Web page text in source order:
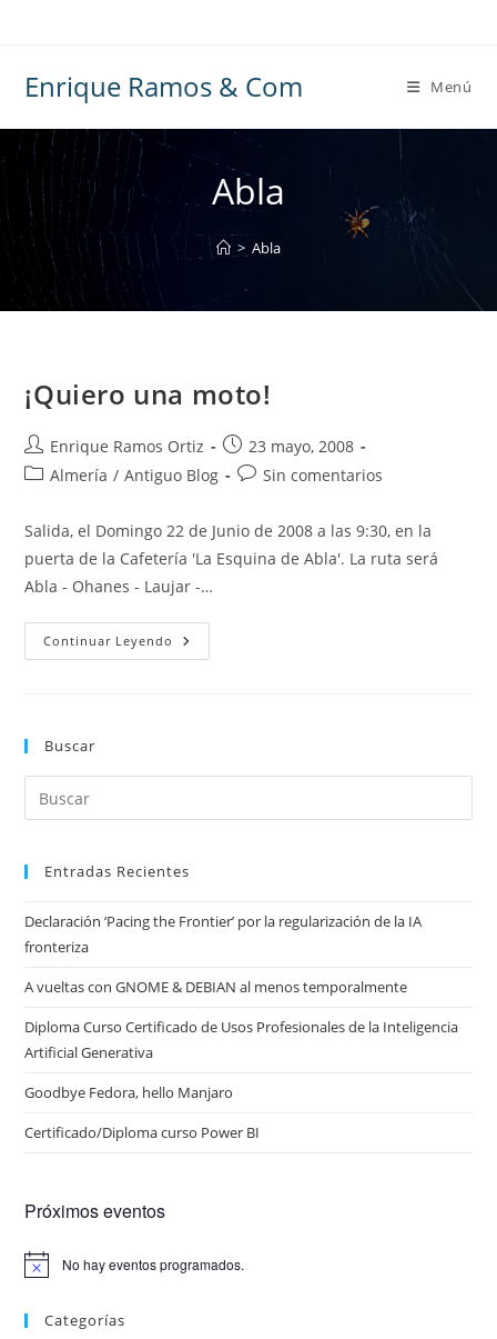
Enrique Ramos & Com Menú
Abla
> Abla
¡Quiero una moto!
Autor
de
Enrique Ramos Ortiz
Publicación
de
23 mayo, 2008
Categoría
la
entrada:
Almería / Antiguo Blog
Comentarios
la
entrada:
Sin comentarios
Salida, el Domingo 22 de Junio de 2008 a las 9:30, en la
puerta de la Cafetería 'La Esquina de Abla'. La ruta será
Abla - Ohanes - Laujar -…
Continuar Leyendo ¡Quiero
Una
Buscar
Entradas Recientes
Declaración ‘Pacing the Frontier’ por la regularización de la IA
fronteriza
A vueltas con GNOME & DEBIAN al menos temporalmente
Diploma Curso Certificado de Usos Profesionales de la Inteligencia
Artificial Generativa
Goodbye Fedora, hello Manjaro
Certificado/Diploma curso Power BI
Próximos eventos
A
s
No hay eventos programados.
Categorías